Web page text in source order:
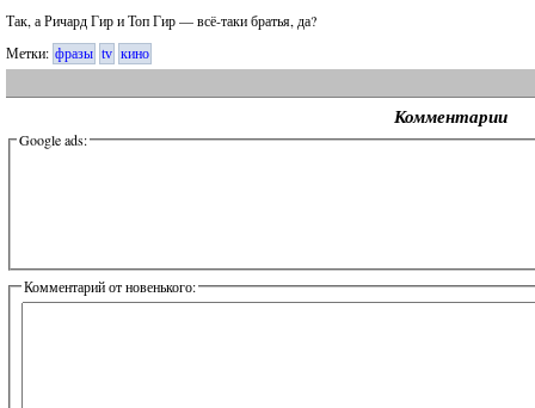
Так, а Ричард Гир и Топ Гир — всё-таки братья, да?
Метки: фразы tv кино
Комментарии
Google ads:
Комментарий от новенького: